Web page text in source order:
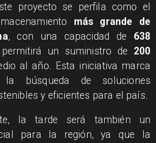
proyecto se perfila como el
más grande de
, con una capacidad de 638
un suministro de 200
al año. Esta iniciativa marca
búsqueda de soluciones
y eficientes para el país.
la tarde será también un
para la región, ya que la